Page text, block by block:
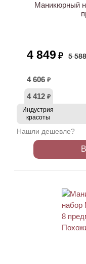
Маникюрный
4 849 ₽ 5
4 606 ₽
4 412 ₽
Индустрия
красоты
Нашли дешевле?